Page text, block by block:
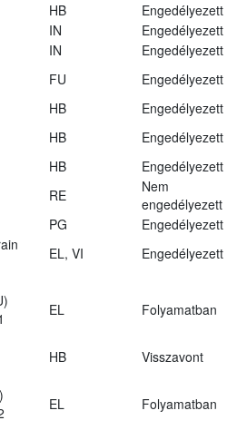
HB
Engedélyezett
IN
Engedélyezett
IN
Engedélyezett
FU
Engedélyezett
HB
Engedélyezett
HB
Engedélyezett
HB
Engedélyezett
RE
Nem
engedélyezett
PG
Engedélyezett
EL, VI
Engedélyezett
EL Folyamatban
HB
Visszavont
EL Folyamatban